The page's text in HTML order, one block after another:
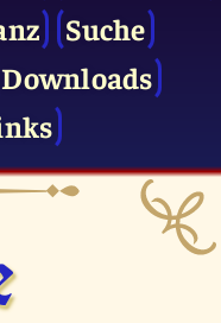
Suche
Downloads